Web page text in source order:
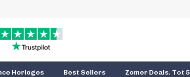
Horloges Best Sellers Zomer Deals. Tot